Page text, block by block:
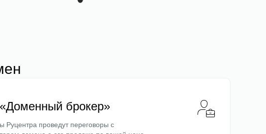
брокер»
Руцентра проведут переговоры с